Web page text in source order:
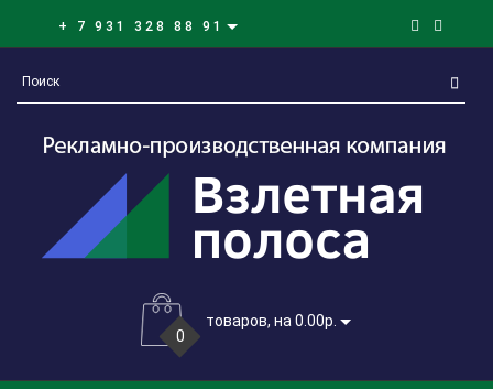
+ 7 931 328 88 91
0
товаров, на 0.00р.